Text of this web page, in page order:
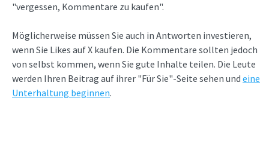
"vergessen, Kommentare zu kaufen".
Möglicherweise müssen Sie auch in Antworten investieren,
wenn Sie Likes auf X kaufen. Die Kommentare sollten jedoch
von selbst kommen, wenn Sie gute Inhalte teilen. Die Leute
werden Ihren Beitrag auf ihrer "Für Sie"-Seite sehen und eine
Unterhaltung beginnen.